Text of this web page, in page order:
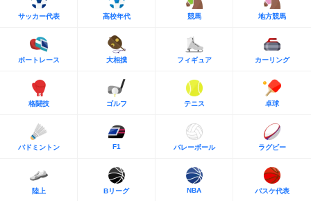
サッカー代表 高校年代 競馬 地方競馬
ボートレース 大相撲 フィギュア カーリング
格闘技 ゴルフ テニス 卓球
バドミントン F1 バレーボール ラグビー
陸上 Bリーグ NBA バスケ代表